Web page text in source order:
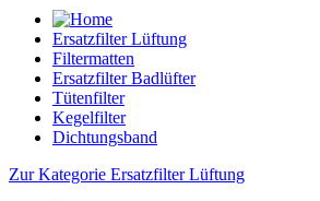
Ersatzfilter Lüftung
Filtermatten
Ersatzfilter Badlüfter
Tütenfilter
Kegelfilter
Dichtungsband
Zur Kategorie Ersatzfilter Lüftung